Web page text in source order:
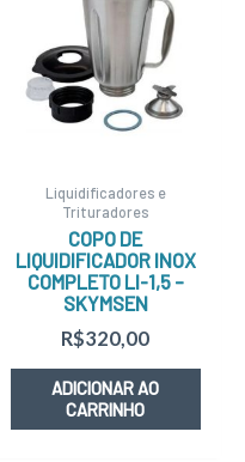
Liquidificadores e
Trituradores
COPO DE
LIQUIDIFICADOR INOX
COMPLETO LI-1,5 –
SKYMSEN
R$320,00
ADICIONAR AO
CARRINHO